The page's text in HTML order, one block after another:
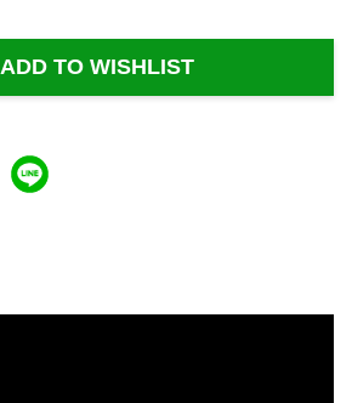
ADD TO WISHLIST